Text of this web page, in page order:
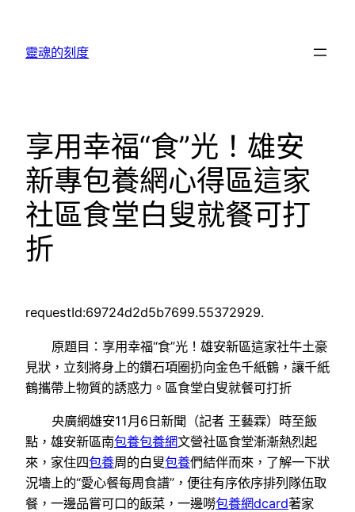
靈魂的刻度
享用幸福“食”光！雄安
新專包養網心得區這家
社區食堂白叟就餐可打
折
requestId:69724d2d5b7699.55372929.
原題目：享用幸福“食”光！雄安新區這家社牛土豪
見狀，立刻將身上的鑽石項圈扔向金色千紙鶴，讓千紙
鶴攜帶上物質的誘惑力。區食堂白叟就餐可打折
央廣網雄安11月6日新聞（記者 王藝霖）時至飯
點，雄安新區南包養包養網文營社區食堂漸漸熱烈起
來，家住四包養周的白叟包養們結伴而來，了解一下狀
況墻上的“愛心餐每周食譜”，便往有序依序排列隊伍取
餐，一邊品嘗可口的飯菜，一邊嘮包養網dcard著家